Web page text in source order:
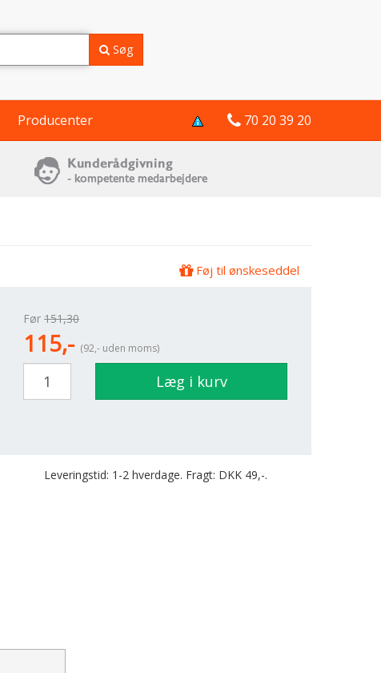
Søg
Producenter 70 20 39 20
Føj til ønskeseddel
Før 151,30
115,- (92,- uden moms)
Læg i kurv
Leveringstid: 1-2 hverdage. Fragt: DKK 49,-.